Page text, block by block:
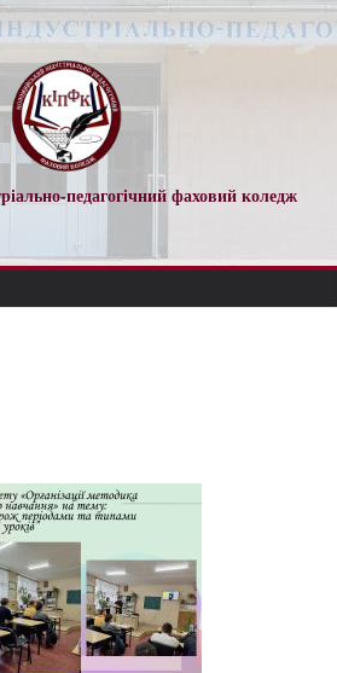
педагогічний фаховий коледж